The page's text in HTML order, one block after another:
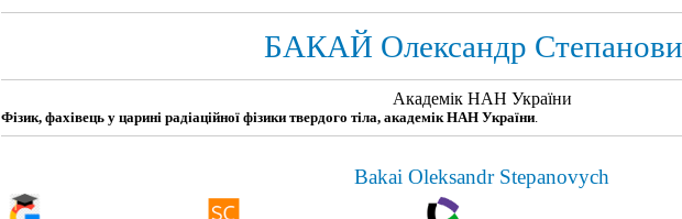
БАКАЙ Олександр
Академік НАН України
Фізик, фахівець у царині радіаційної фізики твердого тіла, академік НАН України.
Bakai Oleksandr Stepanovych